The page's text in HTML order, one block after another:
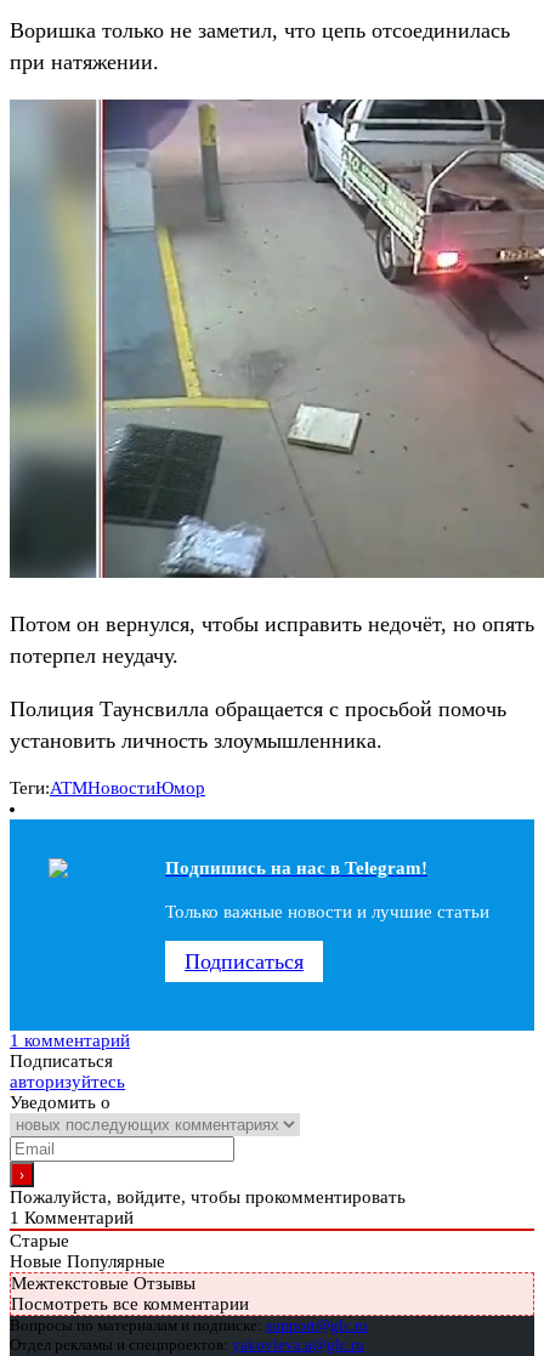
Воришка только не заметил, что цепь отсоединилась
при натяжении.
Потом он вернулся, чтобы исправить недочёт, но опять
потерпел неудачу.
Полиция Таунсвилла обращается с просьбой помочь
установить личность злоумышленника.
Теги:ATMНовостиЮмор
Подпишись на наc в Telegram!
Только важные новости и лучшие статьи
Подписаться
1 комментарий
Подписаться
авторизуйтесь
Уведомить о
Пожалуйста, войдите, чтобы прокомментировать
1 Комментарий
Старые
Новые Популярные
Межтекстовые Отзывы
Посмотреть все комментарии
Вопросы по материалам и подписке: support@glc.ru
Отдел рекламы и спецпроектов: yakovleva.a@glc.ru